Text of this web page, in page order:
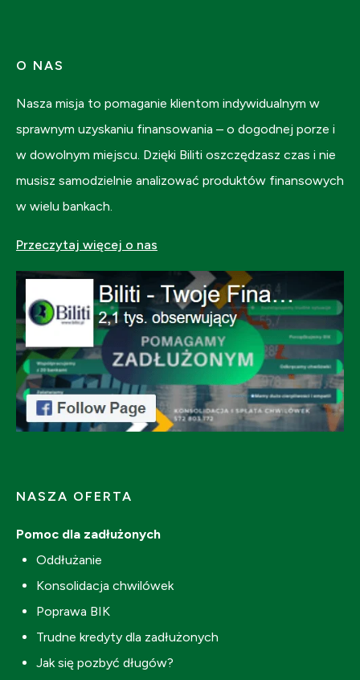
O NAS
Nasza misja to pomaganie klientom indywidualnym w
sprawnym uzyskaniu finansowania – o dogodnej porze i
w dowolnym miejscu. Dzięki Biliti oszczędzasz czas i nie
musisz samodzielnie analizować produktów finansowych
w wielu bankach.
Przeczytaj więcej o nas
NASZA OFERTA
Pomoc dla zadłużonych
Oddłużanie
Konsolidacja chwilówek
Poprawa BIK
Trudne kredyty dla zadłużonych
Jak się pozbyć długów?